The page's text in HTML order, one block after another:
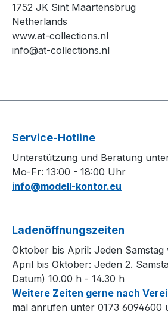
1752 JK Sint Maartensbrug
Netherlands
www.at-collections.nl
info@at-collections.nl
Service-Hotline
Unterstützung und Beratung
Mo-Fr: 13:00 - 18:00 Uhr
info@modell-kontor.eu
Ladenöffnungszeiten
Oktober bis April: Jeden Samstag
April bis Oktober: Jeden 2.
Datum) 10.00 h - 14.30 h
Weitere Zeiten gerne nach
mal anrufen unter 0173 6094600